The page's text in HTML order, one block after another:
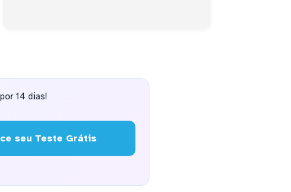
14 dias!
seu Teste Grátis